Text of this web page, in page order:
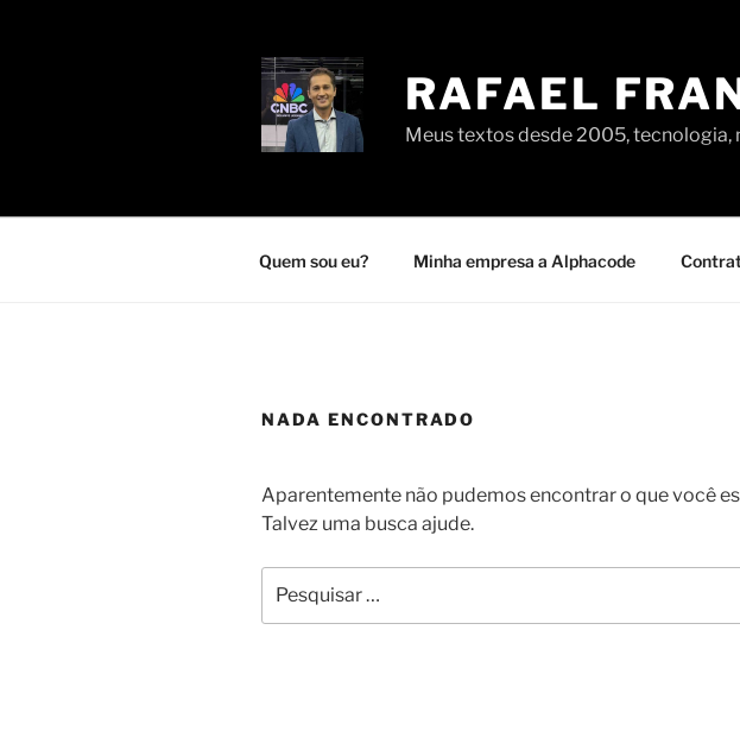
RAFAEL
Meus textos desde 2005, tecnologia,
Quem sou eu? Minha empresa a Alphacode
NADA ENCONTRADO
Aparentemente não pudemos encontrar o que você
Talvez uma busca ajude.
por: